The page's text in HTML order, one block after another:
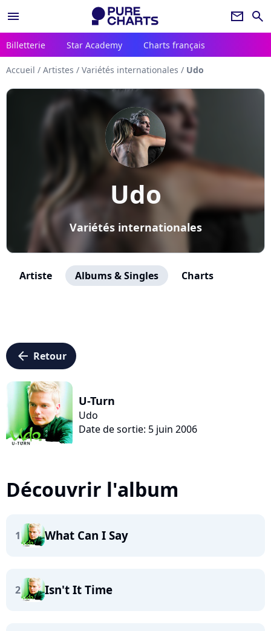
menu newsletter search
Billetterie Star Academy Charts français
Accueil / Artistes / Variétés internationales / Udo
Udo
Variétés internationales
Artiste Albums & Singles Charts
arrow_left Retour
U-Turn
Udo
Date de sortie: 5 juin 2006
Découvrir l'album
1 What Can I Say
2 Isn't It Time